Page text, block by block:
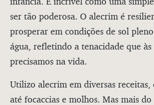
ser tão poderosa. O alecrim é
prosperar em condições de sol
água, refletindo a tenacidade que às
precisamos na vida.
Utilizo alecrim em diversas receitas,
até focaccias e molhos. Mas mais do